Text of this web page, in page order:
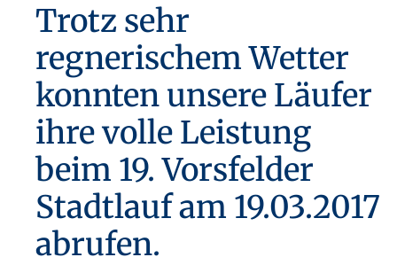
Trotz sehr
regnerischem Wetter
konnten unsere Läufer
ihre volle Leistung
beim 19. Vorsfelder
Stadtlauf am 19.03.2017
abrufen.